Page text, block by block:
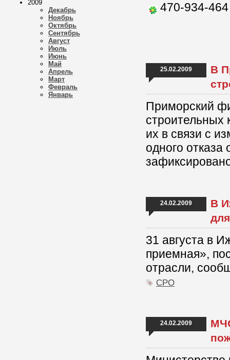
2009
Декабрь
Ноябрь
Октябрь
Сентябрь
Август
Июль
Июнь
Май
Апрель
Март
Февраль
Январь
470-934-464
25.02.2009
В
Приморский
строительных
их в связи с
одного
24.02.2009
В
31 августа в
приемная»,
отрасли,
СРО
24.02.2009